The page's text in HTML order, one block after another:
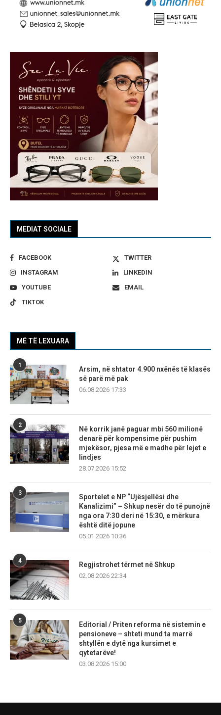
MEDIAT SOCIALE
FACEBOOK
TWITTER
INSTAGRAM
LINKEDIN
YOUTUBE
EMAIL
TIKTOK
MË TË LEXUARA
1
Arsim, në shtator 4.900 nxënës të klasës
së parë më pak
06.08.2026 17:33
2
Në korrik janë paguar mbi 560 milionë
denarë për kompensime për pushim
mjekësor, pjesa më e madhe për lejet e
lindjes
28.07.2026 15:52
3
Sportelet e NP “Ujësjellësi dhe
Kanalizimi” – Shkup nesër do të punojnë
nga ora 7:30 deri në 15:30, e mërkura
është ditë jopune
05.01.2026 10:36
4
Regjistrohet tërmet në Shkup
02.08.2026 22:34
5
Editorial / Priten reforma në sistemin e
pensioneve – shteti mund ta marrë
shtyllën e dytë nga kursimet e
qytetarëve!
03.08.2026 15:00